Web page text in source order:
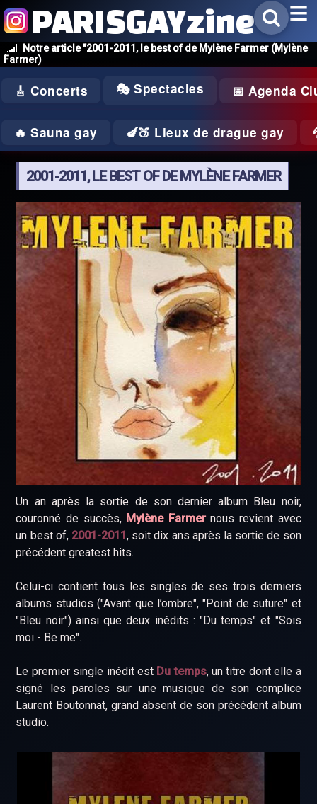
Notre article "2001-2011, le best of de Mylène Farmer (Mylène
Farmer)
PARISGAYzine
🎸 Concerts 🎭 Spectacles 📅 Agenda
🔥 Sauna gay 🍆🍑 Lieux de drague gay
2001-2011, LE BEST OF DE MYLÈNE FARMER
Un an après la sortie de son dernier album Bleu noir,
couronné de succès, Mylène Farmernous revient avec
un best of, 2001-2011, soit dix ans après la sortie de son
précédent greatest hits.
Celui-ci contient tous les singles de ses trois derniers
albums studios ("Avant que l’ombre", "Point de suture" et
"Bleu noir") ainsi que deux inédits : "Du temps" et "Sois
moi - Be me".
Le premier single inédit est Du temps, un titre dont elle a
signé les paroles sur une musique de son complice
Laurent Boutonnat, grand absent de son précédent album
studio.